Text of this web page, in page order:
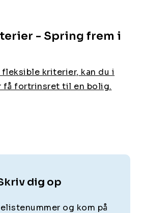
- Spring frem i
kriterier, kan du i
få fortrinsret til en bolig.
dig op
og kom på